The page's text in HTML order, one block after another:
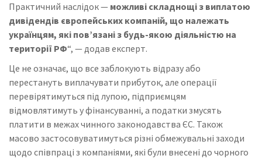
Практичний наслідок — можливі складнощі з виплатою
дивідендів європейських компаній, що належать
українцям, які повʼязані з будь-якою діяльністю на
території РФ“, — додав експерт.
Це не означає, що все заблокують відразу або
перестануть виплачувати прибуток, але операції
перевірятимуться під лупою, підприємцям
відмовлятимуть у фінансуванні, а податки змусять
платити в межах чинного законодавства ЄС. Також
масово застосовуватимуться різні обмежувальні заходи
щодо співпраці з компаніями, які були внесені до чорного